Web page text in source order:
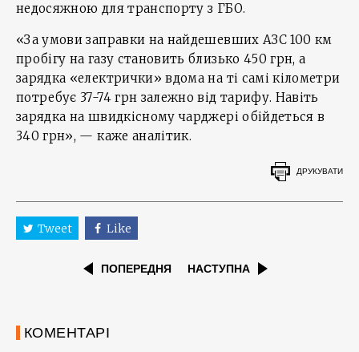
недосяжною для транспорту з ГБО.
«За умови заправки на найдешевших АЗС 100 км
пробігу на газу становить близько 450 грн, а
зарядка «електрички» вдома на ті самі кілометри
потребує 37-74 грн залежно від тарифу. Навіть
зарядка на швидкісному чарджері обійдеться в
340 грн», — каже аналітик.
ДРУКУВАТИ
Tweet Like
ПОПЕРЕДНЯ НАСТУПНА
КОМЕНТАРІ